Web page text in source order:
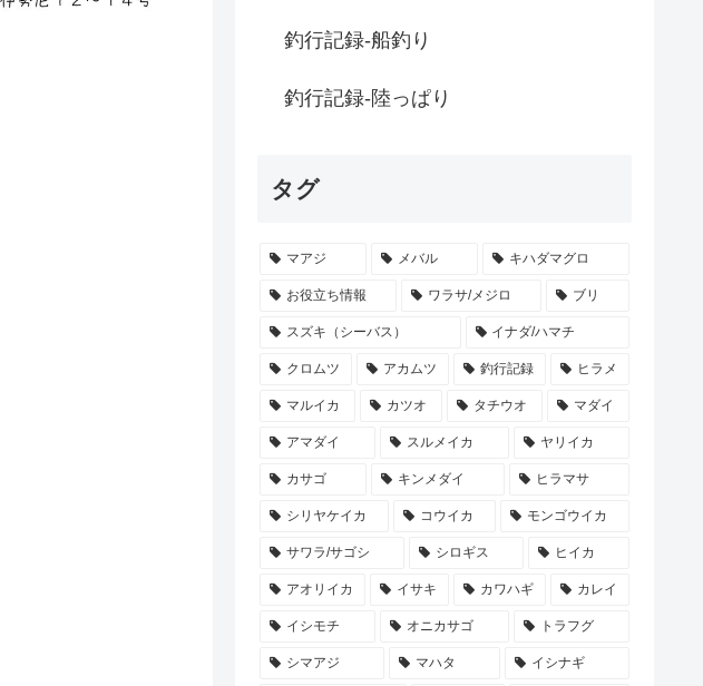
釣行記録-船釣り
釣行記録-陸っぱり
タグ
マアジ メバル キハダマグロ
お役立ち情報 ワラサ/メジロ ブリ
スズキ（シーバス） イナダ/ハマチ
クロムツ アカムツ 釣行記録 ヒラメ
マルイカ カツオ タチウオ マダイ
アマダイ スルメイカ ヤリイカ
カサゴ キンメダイ ヒラマサ
シリヤケイカ コウイカ モンゴウイカ
サワラ/サゴシ シロギス ヒイカ
アオリイカ イサキ カワハギ カレイ
イシモチ オニカサゴ トラフグ
シマアジ マハタ イシナギ